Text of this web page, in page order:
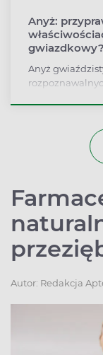
Anyż:
gwiazdkowy?
Anyż
gwiazdkowy?
właściwości i
Autor: Redakcja